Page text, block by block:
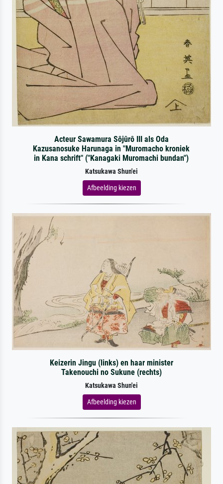
Acteur Sawamura Sôjûrô III als Oda
Kazusanosuke Harunaga in "Muromacho kroniek
in Kana schrift" ("Kanagaki Muromachi bundan")
Katsukawa Shun'ei
Afbeelding kiezen
Keizerin Jingu (links) en haar minister
Takenouchi no Sukune (rechts)
Katsukawa Shun'ei
Afbeelding kiezen